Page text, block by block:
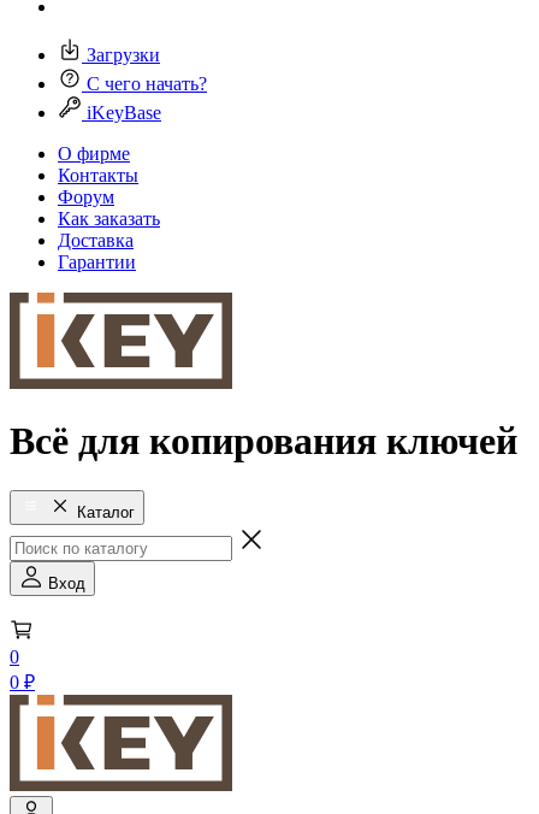
Загрузки
С чего начать?
iKeyBase
О фирме
Контакты
Форум
Как заказать
Доставка
Гарантии
Всё для копирования ключей
Каталог
Вход
0
0 ₽